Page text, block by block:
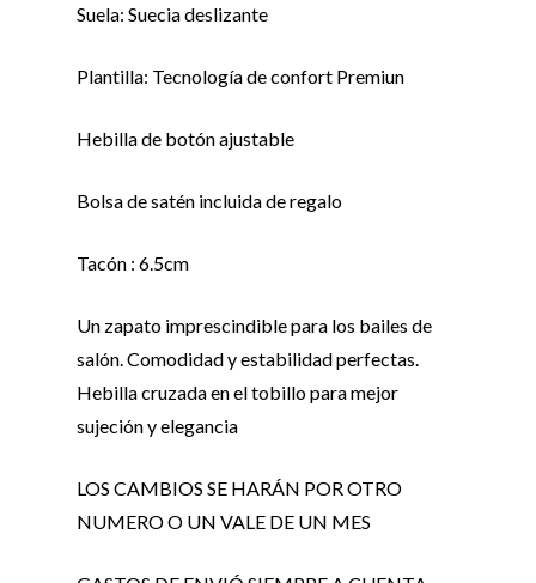
Suela: Suecia deslizante
Plantilla: Tecnología de confort Premiun
Hebilla de botón ajustable
Bolsa de satén incluida de regalo
Tacón : 6.5cm
Un zapato imprescindible para los bailes de
salón. Comodidad y estabilidad perfectas.
Hebilla cruzada en el tobillo para mejor
sujeción y elegancia
LOS CAMBIOS SE HARÁN POR OTRO
NUMERO O UN VALE DE UN MES